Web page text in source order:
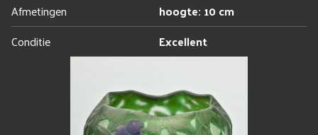
Afmetingen
hoogte: 10 cm
Conditie
Excellent